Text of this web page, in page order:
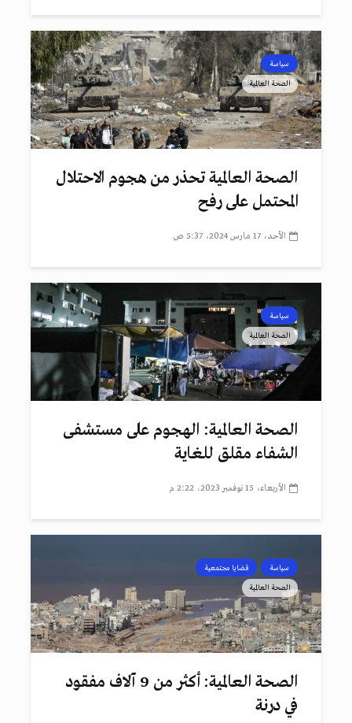
سياسة
الصحة العالمية
الصحة العالمية تحذر من هجوم الاحتلال
المحتمل على رفح
الأحد، 17 مارس 2024، 5:37 ص
سياسة
الصحة العالمية
الصحة العالمية: الهجوم على مستشفى
الشفاء مقلق للغاية
الأربعاء، 15 نوفمبر 2023، 2:22 م
سياسة قضايا مجتمعية
الصحة العالمية
الصحة العالمية: أكثر من 9 آلاف مفقود
في درنة